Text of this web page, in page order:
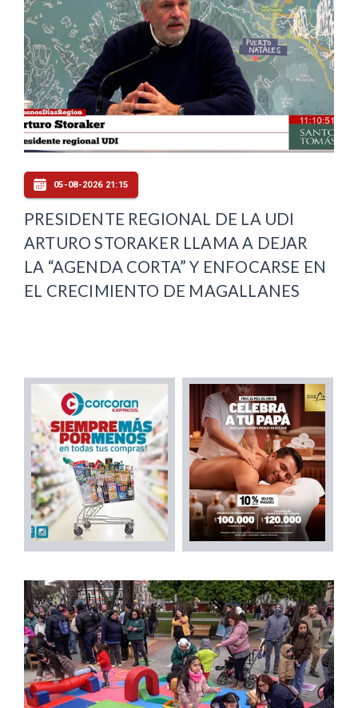
05-08-2026 21:15
PRESIDENTE REGIONAL DE LA UDI
ARTURO STORAKER LLAMA A DEJAR
LA “AGENDA CORTA” Y ENFOCARSE EN
EL CRECIMIENTO DE MAGALLANES